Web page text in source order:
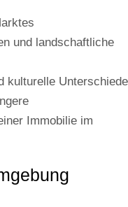
und landschaftliche
kulturelle Unterschiede
Immobilie im